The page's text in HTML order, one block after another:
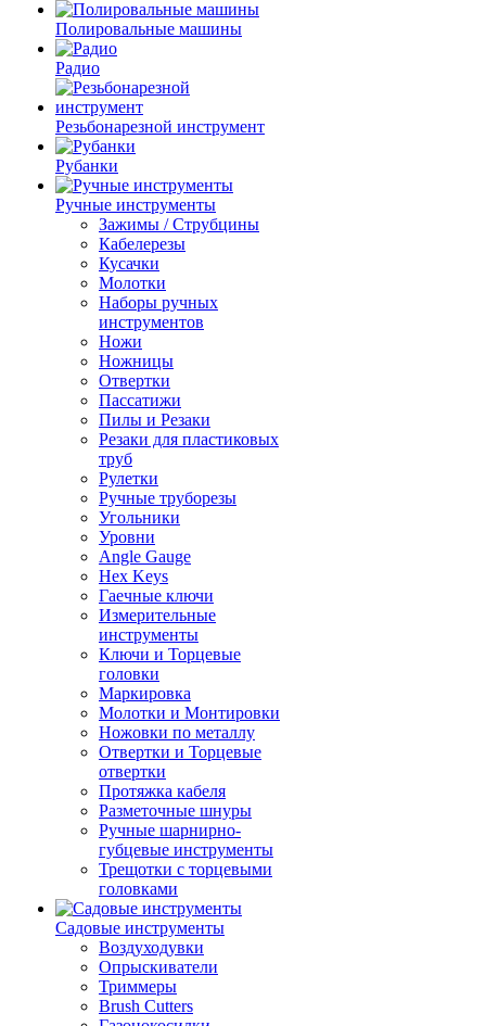
Полировальные машины
Радио
Резьбонарезной инструмент
Рубанки
Ручные инструменты
Зажимы / Струбцины
Кабелерезы
Кусачки
Молотки
Наборы ручных
инструментов
Ножи
Ножницы
Отвертки
Пассатижи
Пилы и Резаки
Резаки для пластиковых
труб
Рулетки
Ручные труборезы
Угольники
Уровни
Angle Gauge
Hex Keys
Гаечные ключи
Измерительные
инструменты
Ключи и Торцевые
головки
Маркировка
Молотки и Монтировки
Ножовки по металлу
Отвертки и Торцевые
отвертки
Протяжка кабеля
Разметочные шнуры
Ручные шарнирно-
губцевые инструменты
Трещотки с торцевыми
головками
Садовые инструменты
Воздуходувки
Опрыскиватели
Триммеры
Brush Cutters